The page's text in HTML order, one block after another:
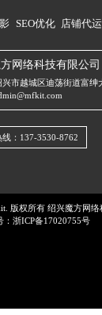
SEO优化 店铺代
网络科技有限公司
兴市越城区迪荡街道富绅
线：137-3530-8762
版权所有 绍兴魔方网络
浙ICP备17020755号